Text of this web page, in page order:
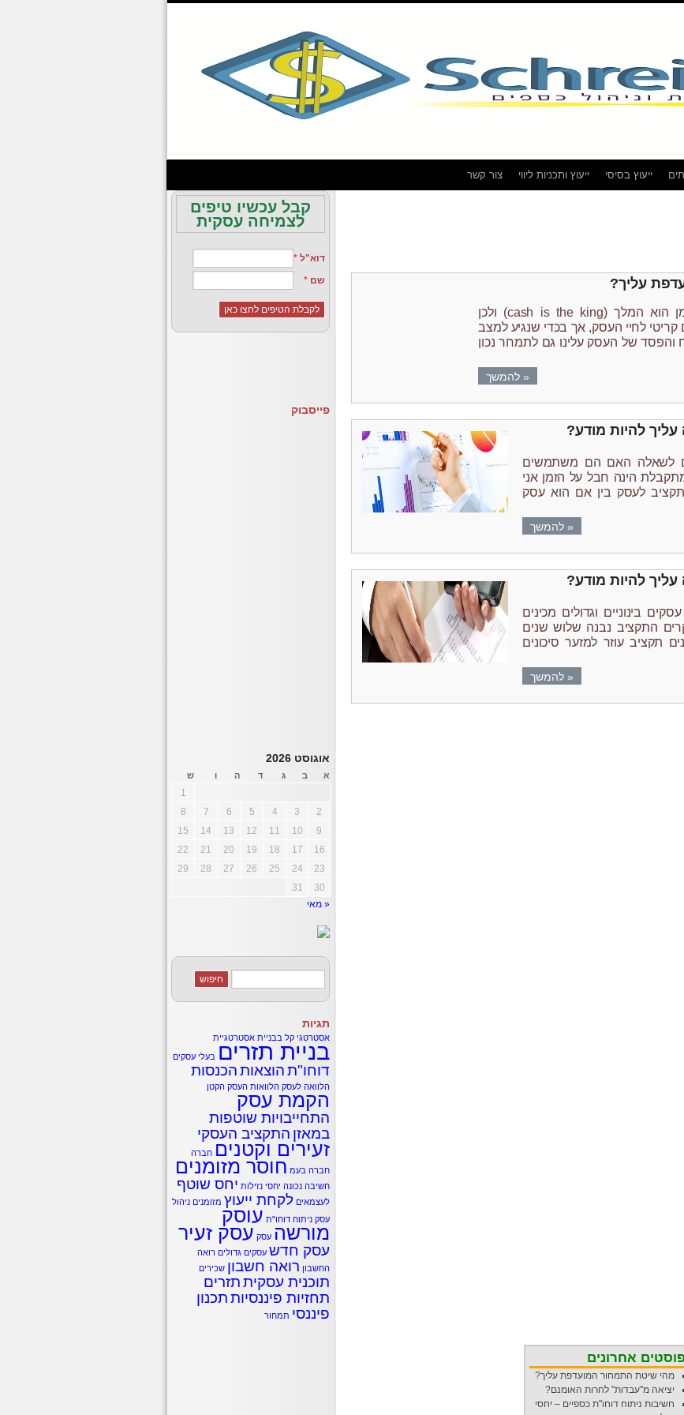
ייעוץ בסיסי ייעוץ ותכניות ליווי צור קשר
עליך?
אמרה ידועה היא שהמזומן הוא המלך (cash is the king) ולכן
קריטי לחיי העסק, אך בכדי שנגיע למצב
והפסד של העסק עלינו גם לתמחר נכון
« להמשך
להיות מודע?
לשאלה האם הם משתמשים
הינה חבל על הזמן אני
לעסק בין אם הוא עסק
« להמשך
להיות מודע?
בינוניים וגדולים מכינים
התקציב נבנה שלוש שנים
תקציב עוזר למזער סיכונים
« להמשך
קבל עכשיו טיפים
לצמיחה עסקית
דוא"ל *
שם *
פייסבוק
אוגוסט 2026
א ב ג ד ה ו ש
1
2
3
4
5
6
7
8
9
10
11
12
13
14
15
16
17
18
19
20
21
22
23
24
25
26
27
28
29
30
31
« מאי
תגיות
אסטרטגי קל בבניית אסטרטגיית
בניית תזרים בעלי עסקים
דוחו"תהוצאותהכנסות
הלוואה לעסק הלוואות העסק הקטן
הקמת עסק
התחייבויות שוטפות
במאזן התקציב העסקי
זעירים וקטנים חברה
חברה בעמ חוסר מזומנים
חשיבה נכונה יחסי נזילות יחס שוטף
לעצמאים לקחת ייעוץ מזומנים ניהול
עסק ניתוח דוחו"ת עוסק
מורשה עסק עסק זעיר
עסק חדש עסקים גדולים רואה
החשבון רואה חשבון שכירים
תוכנית עסקיתתזרים
תחזיות פיננסיותתכנון
פיננסי תמחור
אחרונים
מהי שיטת התמחור המועדפת עליך?
יציאה מ"עבדות" לחרות האומנם?
חשיבות ניתוח דוחו"ת כספיים – יחסי